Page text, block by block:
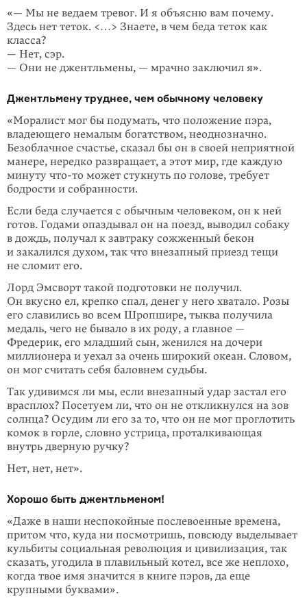
«— Мы не ведаем тревог. И я объясню вам почему.
Здесь нет теток. <…> Знаете, в чем беда теток как
класса?
— Нет, сэр.
— Они не джентльмены, — мрачно заключил я».
Джентльмену труднее, чем обычному человеку
«Моралист мог бы подумать, что положение пэра,
владею­щего немалым богатством, неоднозначно.
Безоблачное счас­тье, сказал бы он в своей непри­ятной
манере, нередко раз­вращает, а этот мир, где каждую
минуту что-то может стук­нуть по голове, требует
бодрости и собранности.
Если беда случается с обычным человеком, он к ней
готов. Годами опаздывал он на поезд, выводил собаку
в дождь, по­лучал к завтраку сожженный бекон
и закалился духом, так что внезапный приезд тещи
не сломит его.
Лорд Эмсворт такой подготовки не получил.
Он вкусно ел, крепко спал, денег у него хватало. Розы
его славились во всем Шропшире, тыква получила
медаль, чего не бывало в их роду, а главное —
Фредерик, его младший сын, женился на дочери
миллионера и уехал за очень широкий океан. Сло­вом,
он мог считать себя баловнем судьбы.
Так удивимся ли мы, если внезапный удар застал его
врас­плох? Посетуем ли, что он не откликнулся на зов
солнца? Осудим ли его за то, что он не мог проглотить
комок в горле, словно устрица, проталкивающая
внутрь дверную ручку?
Нет, нет, нет».
Хорошо быть джентльменом!
«Даже в наши неспокойные послевоенные времена,
притом что, куда ни посмо­тришь, повсюду выделывает
кульбиты социальная революция и цивилизация, так
сказать, угодила в плавильный котел, все же неплохо,
когда твое имя зна­чится в книге пэров, да еще
крупными буквами».